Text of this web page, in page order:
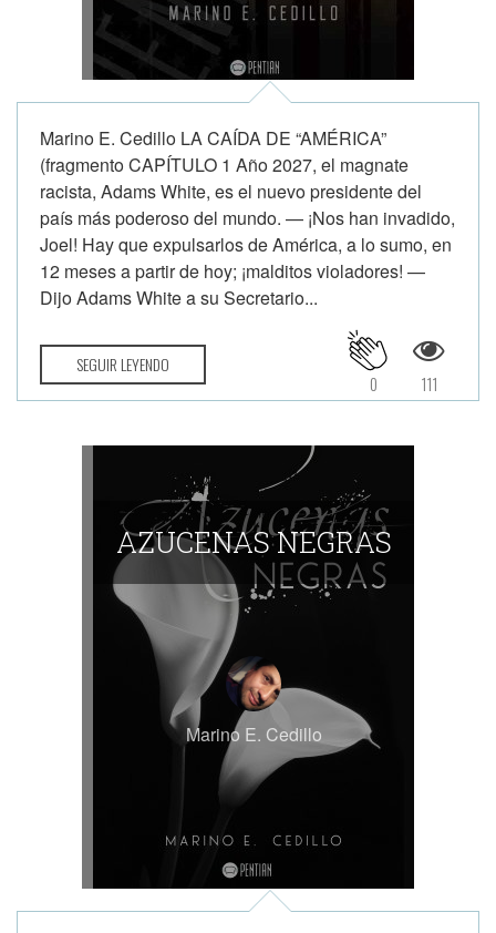
Marino E. Cedillo LA CAÍDA DE “AMÉRICA”
(fragmento CAPÍTULO 1 Año 2027, el magnate
racista, Adams White, es el nuevo presidente del
país más poderoso del mundo. — ¡Nos han invadido,
Joel! Hay que expulsarlos de América, a lo sumo, en
12 meses a partir de hoy; ¡malditos violadores! —
Dijo Adams White a su Secretario...
SEGUIR LEYENDO
111
0
AZUCENAS NEGRAS
Marino E. Cedillo